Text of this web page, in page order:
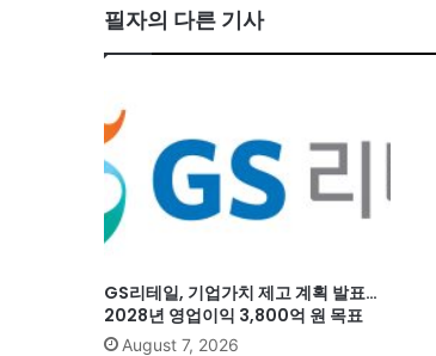
필자의 다른 기사
GS리테일, 기업가치 제고 계획 발표…
2028년 영업이익 3,800억 원 목표
August 7, 2026